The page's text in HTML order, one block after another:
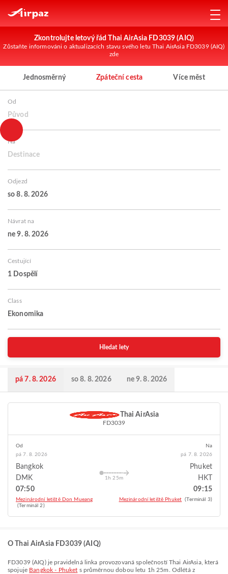
Zkontrolujte letový řád Thai AirAsia FD3039 (AIQ)
Zůstaňte informováni o aktualizacích stavu svého letu Thai AirAsia FD3039 (AIQ)
zde
Jednosměrný Zpáteční cesta Více měst
Od
Původ
Na
Destinace
Odjezd
so 8. 8. 2026
Návrat na
ne 9. 8. 2026
Cestující
1 Dospělí
Class
Ekonomika
Hledat lety
pá 7. 8. 2026 so 8. 8. 2026 ne 9. 8. 2026
Thai AirAsia
FD3039
Od
pá 7. 8. 2026
Bangkok
DMK
07:50
Mezinárodní letiště Don Mueang
(Terminál 2)
1h 25m
Na
pá 7. 8. 2026
Phuket
HKT
09:15
Mezinárodní letiště Phuket (Terminál 3)
O Thai AirAsia FD3039 (AIQ)
FD3039(AIQ) je pravidelná linka provozovaná společností Thai AirAsia, která
spojuje Bangkok - Phuket s průměrnou dobou letu 1h 25m
. Odlétá z